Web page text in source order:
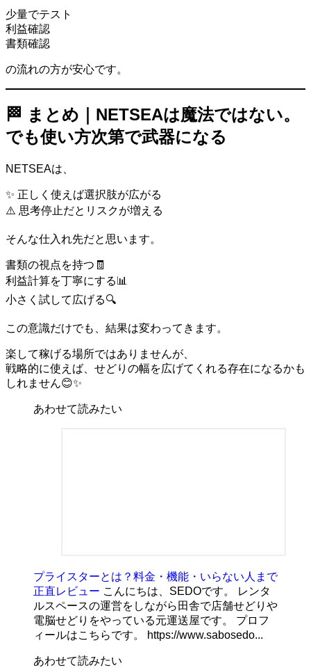
少量でテスト
利益確認
書類確認
の流れの方が安心です。
🏁 まとめ｜NETSEAは魔法ではない。
でも使い方次第で武器になる
NETSEAは、
✨ 正しく使えば選択肢が広がる
⚠️ 思考停止だとリスクが増える
そんな仕入れ先だと思います。
書類の視点を持つ🧾
利益計算を丁寧にする📊
小さく試して広げる🔍
この意識だけでも、結果は変わってきます。
楽して稼げる場所ではありませんが、
戦略的に使えば、せどりの幅を広げてくれる存在になるかも
しれません😊✨
あわせて読みたい
プライスターとは？料金・機能・いらない人まで
正直レビュー こんにちは、SEDOです。 レンタ
ルスペースの運営をしながら田舎で店舗せどりや
電脳せどりをやっている元運送屋です。 プロフ
ィールはこちらです。 https://www.sabosedo...
あわせて読みたい